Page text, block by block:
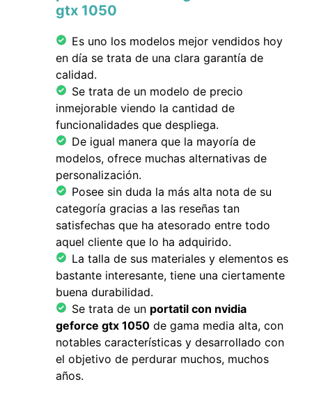
gtx 1050
Es uno los modelos mejor vendidos hoy
en día se trata de una clara garantía de
calidad.
Se trata de un modelo de precio
inmejorable viendo la cantidad de
funcionalidades que despliega.
De igual manera que la mayoría de
modelos, ofrece muchas alternativas de
personalización.
Posee sin duda la más alta nota de su
categoría gracias a las reseñas tan
satisfechas que ha atesorado entre todo
aquel cliente que lo ha adquirido.
La talla de sus materiales y elementos es
bastante interesante, tiene una ciertamente
buena durabilidad.
Se trata de un portatil con nvidia
geforce gtx 1050 de gama media alta, con
notables características y desarrollado con
el objetivo de perdurar muchos, muchos
años.